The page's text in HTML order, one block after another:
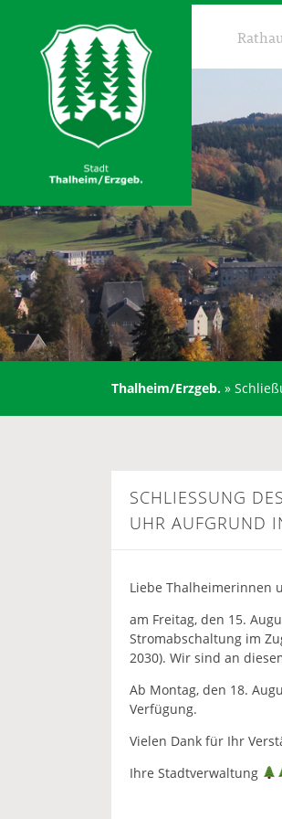
Thalheim/Erzgeb. »
SCHLIESSUNG
HR AUFGRUND
Liebe Thalheimerinnen
am Freitag, den 15.
Stromabschaltung im
2030). Wir sind an
Ab Montag, den 18.
Verfügung.
Vielen Dank für Ihr
Ihre Stadtverwaltung